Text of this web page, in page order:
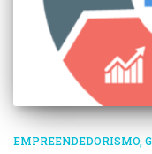
EMPREENDEDORISMO